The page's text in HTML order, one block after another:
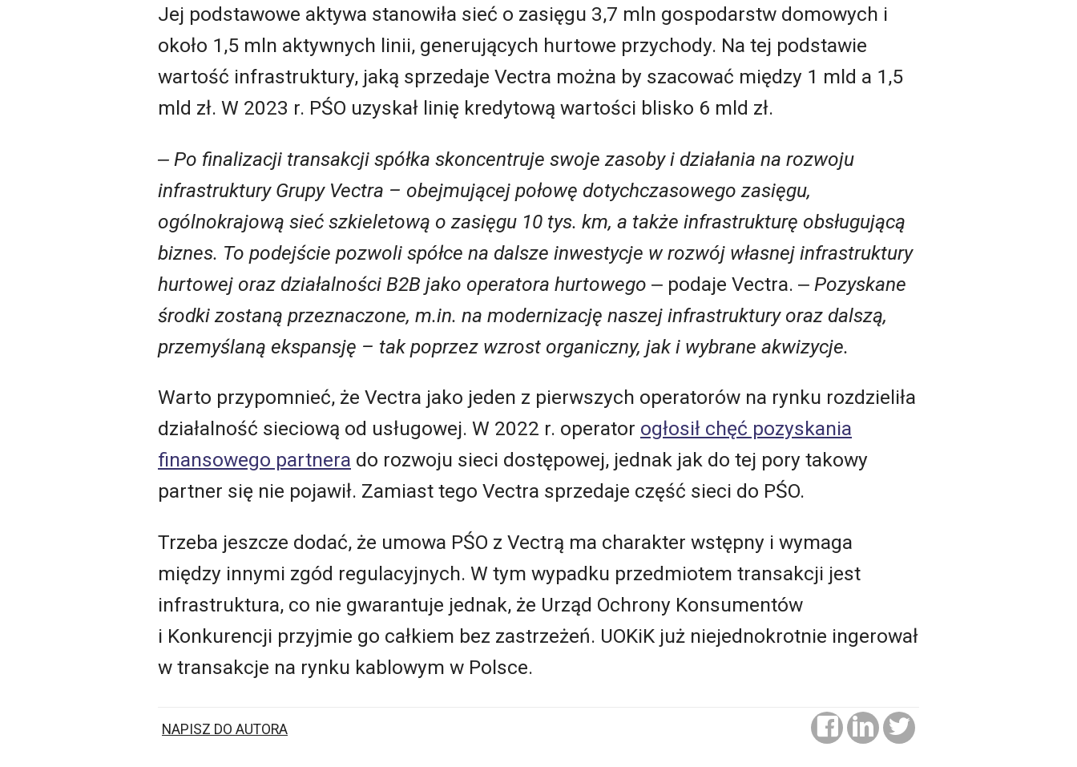
Jej podstawowe aktywa stanowiła sieć o zasięgu 3,7 mln gospodarstw domowych i
około 1,5 mln aktywnych linii, generujących hurtowe przychody. Na tej podstawie
wartość infrastruktury, jaką sprzedaje Vectra można by szacować między 1 mld a 1,5
mld zł. W 2023 r. PŚO uzyskał linię kredytową wartości blisko 6 mld zł.
‒ Po finalizacji transakcji spółka skoncentruje swoje zasoby i działania na rozwoju
infrastruktury Grupy Vectra – obejmującej połowę dotychczasowego zasięgu,
ogólnokrajową sieć szkieletową o zasięgu 10 tys. km, a także infrastrukturę obsługującą
biznes. To podejście pozwoli spółce na dalsze inwestycje w rozwój własnej infrastruktury
hurtowej oraz działalności B2B jako operatora hurtowego ‒ podaje Vectra. ‒ Pozyskane
środki zostaną przeznaczone, m.in. na modernizację naszej infrastruktury oraz dalszą,
przemyślaną ekspansję – tak poprzez wzrost organiczny, jak i wybrane akwizycje.
Warto przypomnieć, że Vectra jako jeden z pierwszych operatorów na rynku rozdzieliła
działalność sieciową od usługowej. W 2022 r. operator ogłosił chęć pozyskania
finansowego partnera do rozwoju sieci dostępowej, jednak jak do tej pory takowy
partner się nie pojawił. Zamiast tego Vectra sprzedaje część sieci do PŚO.
Trzeba jeszcze dodać, że umowa PŚO z Vectrą ma charakter wstępny i wymaga
między innymi zgód regulacyjnych. W tym wypadku przedmiotem transakcji jest
infrastruktura, co nie gwarantuje jednak, że Urząd Ochrony Konsumentów
i Konkurencji przyjmie go całkiem bez zastrzeżeń. UOKiK już niejednokrotnie ingerował
w transakcje na rynku kablowym w Polsce.
NAPISZ DO AUTORA